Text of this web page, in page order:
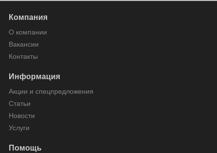
Компания
О компании
Вакансии
Контакты
Информация
Акции и спецпредложения
Статьи
Новости
Услуги
Помощь